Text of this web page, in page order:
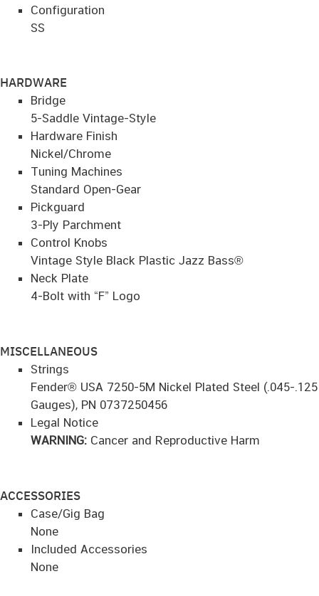
Configuration
SS
HARDWARE
Bridge
5-Saddle Vintage-Style
Hardware Finish
Nickel/Chrome
Tuning Machines
Standard Open-Gear
Pickguard
3-Ply Parchment
Control Knobs
Vintage Style Black Plastic Jazz Bass®
Neck Plate
4-Bolt with “F” Logo
MISCELLANEOUS
Strings
Fender® USA 7250-5M Nickel Plated Steel (.045-.125
Gauges), PN 0737250456
Legal Notice
WARNING:Cancer and Reproductive Harm
ACCESSORIES
Case/Gig Bag
None
Included Accessories
None